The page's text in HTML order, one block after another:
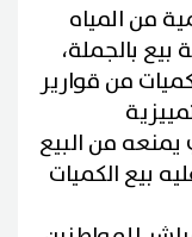
من المياه
بالجملة،
من قوارير
يمنعه من البيع
بيع الكميات